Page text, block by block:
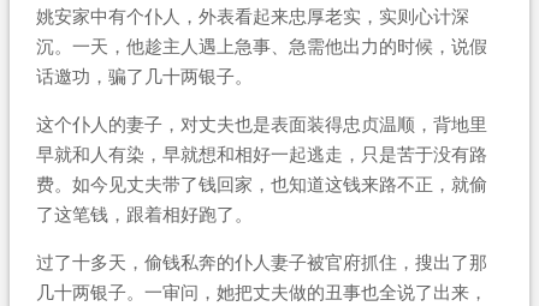
姚安家中有个仆人，外表看起来忠厚老实，实则心计深
沉。一天，他趁主人遇上急事、急需他出力的时候，说假
话邀功，骗了几十两银子。
这个仆人的妻子，对丈夫也是表面装得忠贞温顺，背地里
早就和人有染，早就想和相好一起逃走，只是苦于没有路
费。如今见丈夫带了钱回家，也知道这钱来路不正，就偷
了这笔钱，跟着相好跑了。
过了十多天，偷钱私奔的仆人妻子被官府抓住，搜出了那
几十两银子。一审问，她把丈夫做的丑事也全说了出来，